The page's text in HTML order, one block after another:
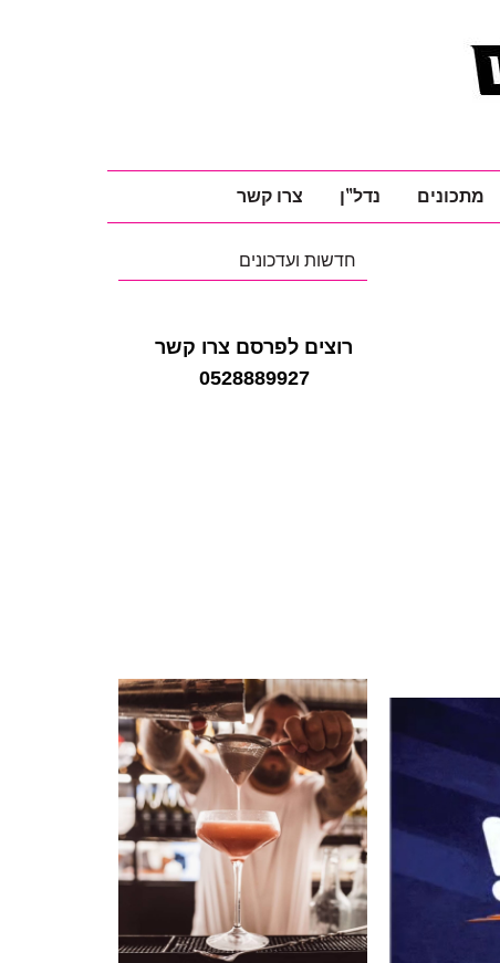
מתכונים נדל"ן צרו קשר
חדשות ועדכונים
רוצים לפרסם צרו קשר
0528889927